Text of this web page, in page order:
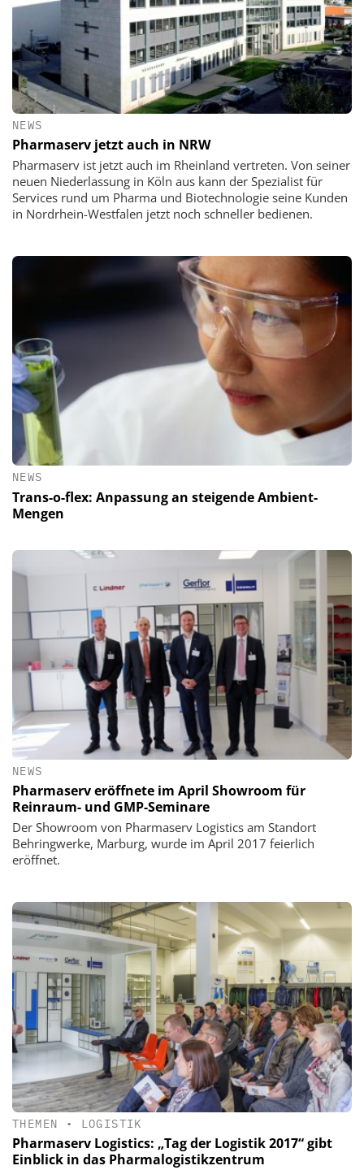
NEWS
Pharmaserv jetzt auch in NRW
Pharmaserv ist jetzt auch im Rheinland vertreten. Von seiner
neuen Niederlassung in Köln aus kann der Spezialist für
Services rund um Pharma und Biotechnologie seine Kunden
in Nordrhein-Westfalen jetzt noch schneller bedienen.
NEWS
Trans-o-flex: Anpassung an steigende Ambient-
Mengen
NEWS
Pharmaserv eröffnete im April Showroom für
Reinraum- und GMP-Seminare
Der Showroom von Pharmaserv Logistics am Standort
Behringwerke, Marburg, wurde im April 2017 feierlich
eröffnet.
THEMEN • LOGISTIK
Pharmaserv Logistics: „Tag der Logistik 2017“ gibt
Einblick in das Pharmalogistikzentrum